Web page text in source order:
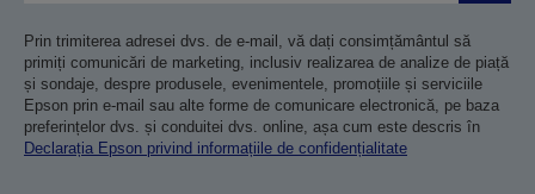
Prin trimiterea adresei dvs. de e-mail, vă dați consimțământul să
primiți comunicări de marketing, inclusiv realizarea de analize de piață
și sondaje, despre produsele, evenimentele, promoțiile și serviciile
Epson prin e-mail sau alte forme de comunicare electronică, pe baza
preferințelor dvs. și conduitei dvs. online, așa cum este descris în
Declarația Epson privind informațiile de confidențialitate